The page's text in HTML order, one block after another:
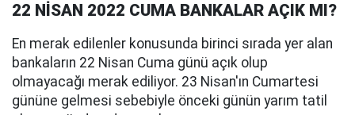
22 NİSAN 2022 CUMA BANKALAR AÇIK MI?
En merak edilenler konusunda birinci sırada yer alan
bankaların 22 Nisan Cuma günü açık olup
olmayacağı merak ediliyor. 23 Nisan'ın Cumartesi
gününe gelmesi sebebiyle önceki günün yarım tatil